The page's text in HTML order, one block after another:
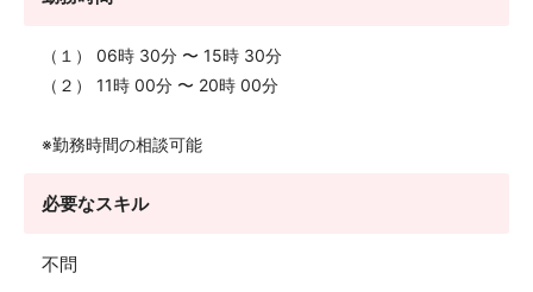
（１） 06時 30分 〜 15時 30分
（２） 11時 00分 〜 20時 00分
※勤務時間の相談可能
必要なスキル
不問